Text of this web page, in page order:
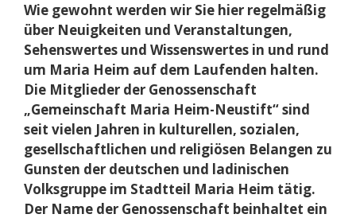
Wie gewohnt werden wir Sie hier regelmäßig
über Neuigkeiten und Veranstaltungen,
Sehenswertes und Wissenswertes in und rund
um Maria Heim auf dem Laufenden halten.
Die Mitglieder der Genossenschaft
„Gemeinschaft Maria Heim-Neustift“ sind
seit vielen Jahren in kulturellen, sozialen,
gesellschaftlichen und religiösen Belangen zu
Gunsten der deutschen und ladinischen
Volksgruppe im Stadtteil Maria Heim tätig.
Der Name der Genossenschaft beinhaltet ein